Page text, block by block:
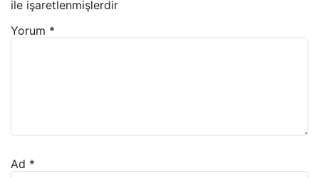
ile işaretlenmişlerdir
Yorum *
Ad *